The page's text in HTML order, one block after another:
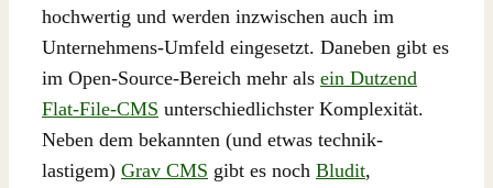
hochwertig und werden inzwischen auch im
Unternehmens-Umfeld eingesetzt. Daneben gibt es
im Open-Source-Bereich mehr als ein Dutzend
Flat-File-CMS unterschiedlichster Komplexität.
Neben dem bekannten (und etwas technik-
lastigem) Grav CMS gibt es noch Bludit,